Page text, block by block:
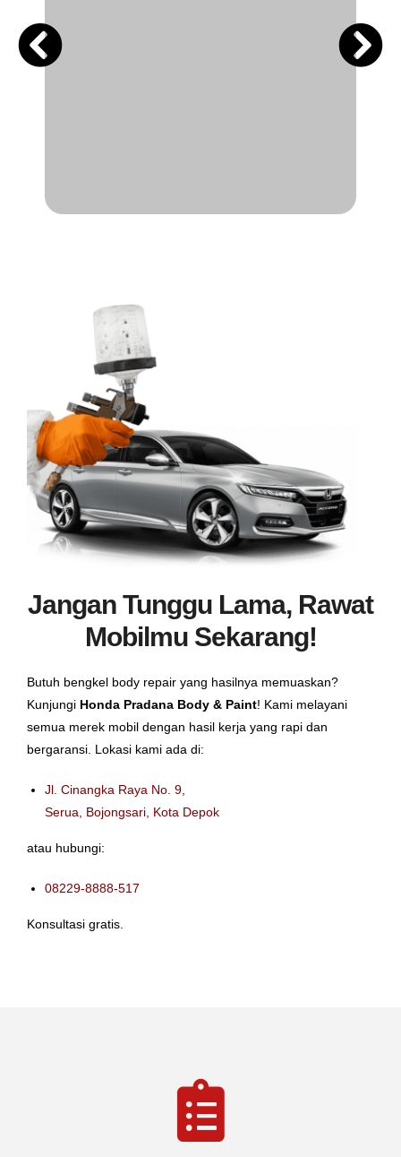
Jangan Tunggu Lama, Rawat
Mobilmu Sekarang!
Butuh bengkel body repair yang hasilnya memuaskan?
Kunjungi Honda Pradana Body & Paint! Kami melayani
semua merek mobil dengan hasil kerja yang rapi dan
bergaransi. Lokasi kami ada di:
Jl. Cinangka Raya No. 9,
Serua, Bojongsari, Kota Depok
atau hubungi:
08229-8888-517
Konsultasi gratis.